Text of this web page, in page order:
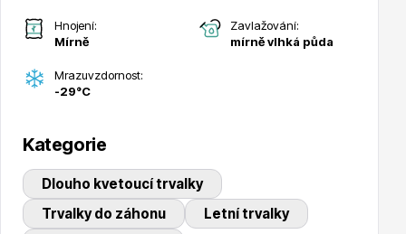
Substráty, hnojiva, kůra
Hnojení:
Mírně
Zavlažování:
mírně vlhká půda
Mrazuvzdornost:
-29°C
Kategorie
Dlouho kvetoucí trvalky
Trvalky do záhonu
Letní trvalky